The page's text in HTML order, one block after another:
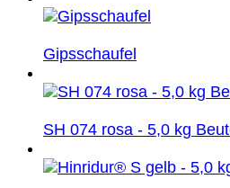
Gipsschaufel
SH 074 rosa - 5,0 kg